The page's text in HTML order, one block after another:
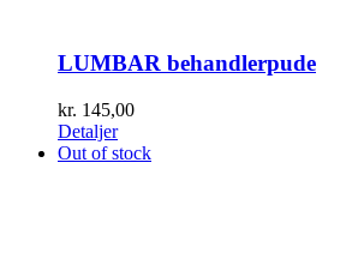
LUMBAR behandlerpude
kr. 145,00
Detaljer
Out of stock